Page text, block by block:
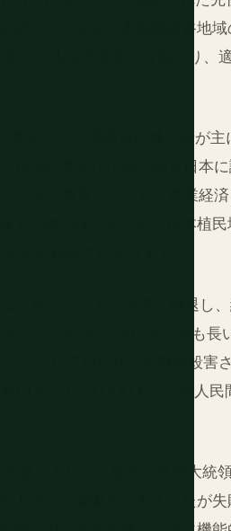
持っています。太魯閣峡谷地
くの先住民文化とは異なり、
省からの漢民族の移住者が主
日清戦争後に中国が島を日本
ラ、教育システム、農業経済
で、他のほとんどの元日本植
史的複雑さがあります。
、蒋介石の下で台湾に撤退し
の下で統治 — 現代史で最も長
ロとして知られる投獄や殺害さ
から28,000人の台湾人民
速しました。最初の直接大統
上演して威嚇を試みましたが